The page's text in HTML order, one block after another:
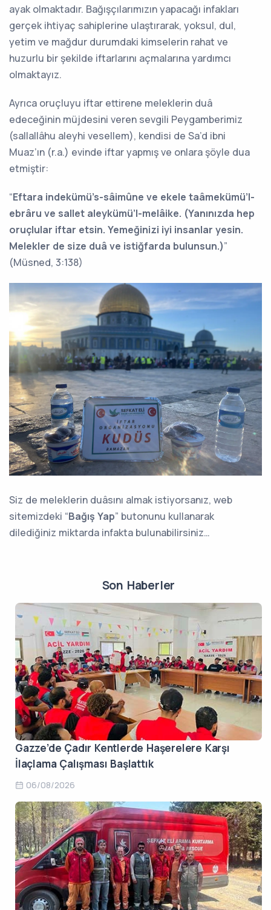
ayak olmaktadır. Bağışçılarımızın yapacağı infakları
gerçek ihtiyaç sahiplerine ulaştırarak, yoksul, dul,
yetim ve mağdur durumdaki kimselerin rahat ve
huzurlu bir şekilde iftarlarını açmalarına yardımcı
olmaktayız.
Ayrıca oruçluyu iftar ettirene meleklerin duâ
edeceğinin müjdesini veren sevgili Peygamberimiz
(sallallâhu aleyhi vesellem), kendisi de Sa’d ibni
Muaz’ın (r.a.) evinde iftar yapmış ve onlara şöyle dua
etmiştir:
“Eftara indekümü’s-sâimûne ve ekele taâmekümü’l-
ebrâru ve sallet aleykümü’l-melâike. (Yanınızda hep
oruçlular iftar etsin. Yemeğinizi iyi insanlar yesin.
Melekler de size duâ ve istiğfarda bulunsun.)”
(Müsned, 3:138)
Siz de meleklerin duâsını almak istiyorsanız, web
sitemizdeki “Bağış Yap” butonunu kullanarak
dilediğiniz miktarda infakta bulunabilirsiniz…
Son Haberler
Gazze’de Çadır Kentlerde Haşerelere Karşı
İlaçlama Çalışması Başlattık
06/08/2026